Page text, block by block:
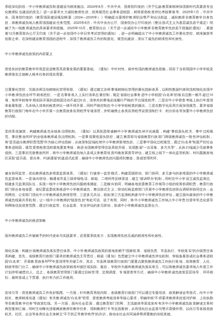
系统深化阶段：中小学教师减负制度建设与精准施治。2024年8月，中共中央、国务院印发的《关于弘扬教育家精神加强新时代高素质专业
化教师队伍建设的意见》进一步要求大力减轻教师负担，统筹规范社会事务进校园，精简督查检查评比考核事项等。2025年1月，中共中
央、国务院印发的《教育强国建设规划纲要（2024—2035年）》明确提出要维护教师职业尊严和合法权益，减轻教师非教育教学任务负
担，将教师减负纳入教育强国建设任务范围。2025年8月，中共中央办公厅、国务院办公厅印发的《整治形式主义为基层减负若干规定》明
确了为一线教师减负的具体要求和措施。2025年10月，教育部出台《关于进一步减轻中小学教师非教育教学负担若干措施的通知》，紧接
着12月教育部办公厅又印发《关于进一步加强中小学日常考试管理的通知》，进一步明确提出了中小学教师减负工作量化管控、精准施策等
创新之举。在加快建设教育强国的进程中，加强了教师减负工作的制度化、规范化建设，突出了减负的精准性和长效性。
中小学教师减负政策的内容要义
营造良好的教育教学环境是促进教育高质量发展的重要基础。《通知》中针对性、操作性强的教师减负措施，回应了当前我国中小学学校及
教师落实立德树人根本任务的现实需要。
注重量化管控，完善涉师活动精细化管理举措。《通知》通过建立涉师事项精细化管理的量化指标体系，以刚性数据约束和流程细化实现中
小学教师负担全环节精准把控。一是在事务准入上实行清单总量控制，规定省级社会事务进中小学校园“白名单”的项目总数一般不超过10
项，每所学校每学期实际开展的进校园活动不超过6次，清单外的事项必须履行严格的平台报批程序。二是在中小学督查考核上执行年度清
单备案制度，凡未纳入清单的检查评比一律不得开展，同时严格控制在中小学学校检查的频次。三是在数字化应用方面加强规范，要求省级
教育行政部门每年在中小学开展一次教育政务应用程序专项清理，并明确禁止各类应用程序设置强制打卡、积分排名等加重中小学教师负担
的功能。
坚持系统施策，构建教师减负全链条治理机制。《通知》以系统思维破解中小学教师减负碎片化难题，构建“事前源头把关、事中过程规
范、事后整改闭环”的全链条教师减负治理机制。一是事前聚焦源头防控，建立教育部与省级教育行政部门两级教师减负一致性评估机制，
将“是否超出教师职责范围”作为核心评估指标，从政策制定端杜绝中小学教师新增负担。二是事中强化过程规范，通过“白名单”制度严控社会
事务进校园，规范督查检查流程避免重复考核，推进全国教师管理信息系统升级，实现数据“一次采集、多方共享”，从执行端减少无效事务
侵扰。三是事后完善整改闭环，将中小学教师减负纳入县域义务教育优质均衡发展督导评估，建立线上线下一体化监管机制，对问题频发地
区采取“提示函、督办单、约谈通报”的递进式处置，确保中小学教师负担问题得到整改，形成管理闭环。
健全协同监管，优化教师减负多维度监督体系。《通知》打破单一监管模式，构建层级联动、部门协同、多元参与的多维度的中小学教师减
负监督体系。一是纵向联动，畅通省市县三级举报电话、邮箱、二维码等反映渠道，建立“接诉即办”机制，同时在中小学设立减负监测点、
组建多元监测员队伍，实现一线中小学教师负担问题精准捕捉。二是横向协同，明确各地党委教育工作领导小组的统筹协调职责，教育行政
部门联合各地省委、省纪委监委统筹推进中小学教师减负，整治形式主义；联动纪检监察部门开展中小学教师负担联合调研和协同交办；会
同网信、公安部门强化中小学教师减负舆情管理。三是多元共治，鼓励第三方监测机构参与中小学教师负担评估，建立面向媒体的中小学教
师减负线索共享机制，让一线中小学教师的“隐形负担”有处可说、说了有用。同时，将中小学教师减负工作纳入中小学责任督学常态化督导
和网络信息巡查范围，通过行政监管、社会监督、专业评估的多元联动，形成中小学教师减负监督合力。
中小学教师减负的推进策略
面对教师减负工作被赋予的时代使命与实践要求，还需要系统发力，实现教师负担压减的精准性和长效性。
细化实施：构建分级教师减负落实责任体系。中小学教师减负政策的落地依赖于“国家统筹、省级负责、市县执行、学校落实”的分级责任体
系构建。首先，省级教育行政部门要承担教师减负主导责任，根据《通知》负责建立中小学教师减负评估机制、审核备案形成社会事务进校
园“白名单”、开展教育政务APP年度清理等关键工作。其次，市县两级教育行政部门要重点聚焦教师减负工作执行落地，统筹教育、人社、
财政等部门分工，确保中小学教师减负政策精准对接区域实际。最后，学校作为最终教师减负落实单元，可以将教师减负要求纳入年度工作
计划并明确责任人。总之，各级教育管理部门要通过目标管理、定期调度、专项督查等方式，确保中小学教师减负政策层层传导、环环相
扣，最终形成上下贯通、执行有力的工作格局。
宣传引导：营造教师减负工作良好氛围。一方面，针对教育系统内部，各级教育行政部门可以通过专题培训、政策解读会等形式，向中小学
校长、教师精准传递《通知》有关教师减负“白名单”管理、督查教师考核清单等核心要求，明确学校“不得要求教师承担巡河护林、上街执勤
等非教育教学任务”等政策红线。另一方面，面向社会层面，通过教育部门官网、主流媒体等渠道发布有关中小学教师减负政策解读文章和
典型案例汇编，同时主动曝光违规摊派教师非教学任务、强制教师打卡等反面案例，从而强化社会监督与警示震慑作用。以此引导各级党政
机关、社区、企业等各类社会主体树立“不干扰正常教学秩序”的共识，推动全社会共同涵养尊师重教的传统美德。